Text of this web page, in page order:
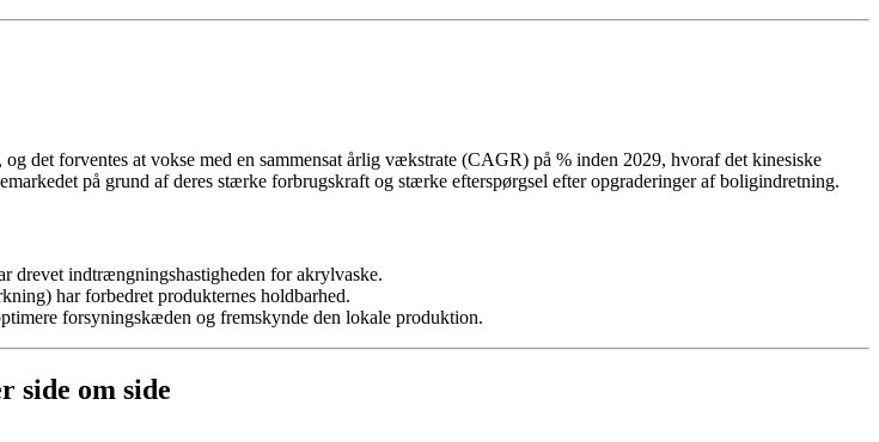
det forventes at vokse med en sammensat årlig vækstrate (CAGR) på % inden 2029, hvoraf det kinesiske
på grund af deres stærke forbrugskraft og stærke efterspørgsel efter opgraderinger af boligindretning.
drevet indtrængningshastigheden for akrylvaske.
har forbedret produkternes holdbarhed.
forsyningskæden og fremskynde den lokale produktion.
side om side